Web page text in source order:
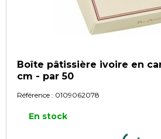
Boîte pâtissière ivoire en
cm - par 50
Référence : 0109062078
En stock